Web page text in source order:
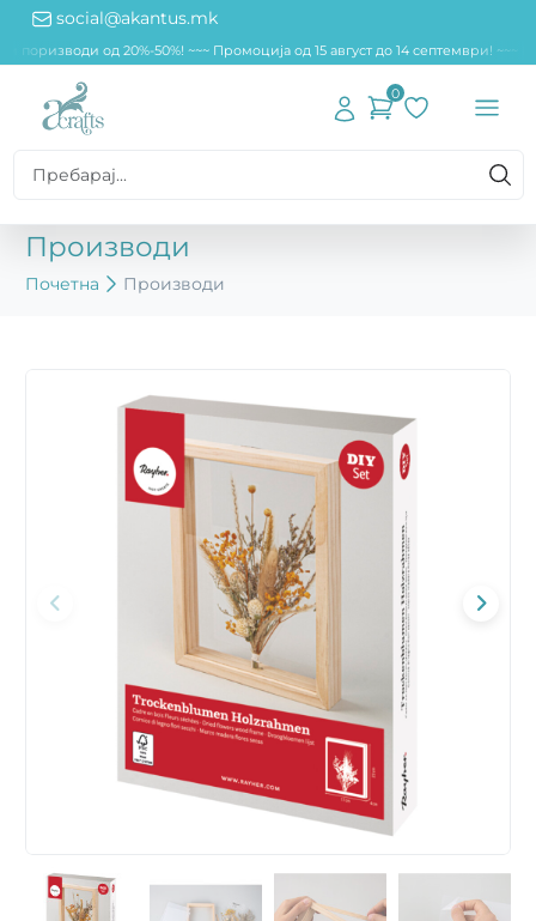
social@akantus.mk
поризводи од 20%-50%! ~~~ Промоција од 15 август до 14 септември! ~~~
0
Производи
Почетна Производи